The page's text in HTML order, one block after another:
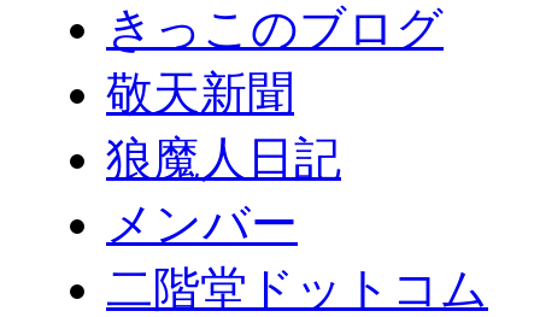
きっこのブログ
敬天新聞
狼魔人日記
メンバー
二階堂ドットコム